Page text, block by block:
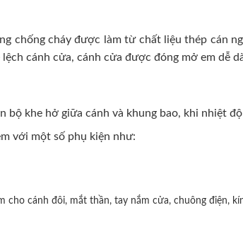
chống cháy được làm từ chất liệu thép cán
cánh cửa, cánh cửa được đóng mở em dễ
bộ khe hở giữa cánh và khung bao, khi nhiệt
với một số phụ kiện như:
cho cánh đôi, mắt thần, tay nắm cửa, chuông